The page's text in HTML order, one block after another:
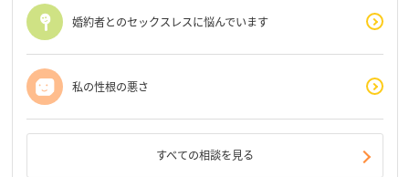
婚約者とのセックスレスに悩んでいます
私の性根の悪さ
すべての相談を見る